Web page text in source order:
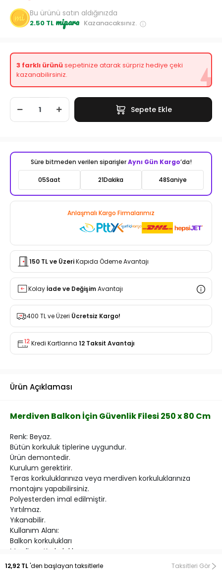
Bu ürünü satın aldığınızda
2.50 TL mipara Kazanacaksınız.
3 farklı ürünüsepetinize atarak sürpriz hediye çeki
kazanabilirsiniz.
Sepete Ekle
Süre bitmeden verilen siparişlerAynı Gün Kargo’da!
05Saat 21Dakika 46Saniye
Anlaşmalı Kargo Firmalarımız
150 TL ve ÜzeriKapıda Ödeme Avantajı
Kolayİade ve DeğişimAvantajı
400 TL ve Üzeri Ücretsiz Kargo!
Kredi Kartlarına 12 Taksit Avantajı
Ürün Açıklaması
Merdiven Balkon İçin Güvenlik Filesi 250 x 80 Cm
Renk: Beyaz.
Bütün korkuluk tiplerine uygundur.
Ürün demontedir.
Kurulum gerektirir.
Teras korkuluklarınıza veya merdiven korkuluklarınıza
montajını yapabilirsiniz.
Polyesterden imal edilmiştir.
Yırtılmaz.
Yıkanabilir.
Kullanım Alanı:
Balkon korkulukları
Merdiven Korkulukları
Beşik Kenar Korkulukları için uygundur.
12,92 TL'den başlayan taksitlerle Taksitleri Gör